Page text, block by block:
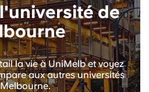
de
la vie à UniMelb et voyez
aux autres universités